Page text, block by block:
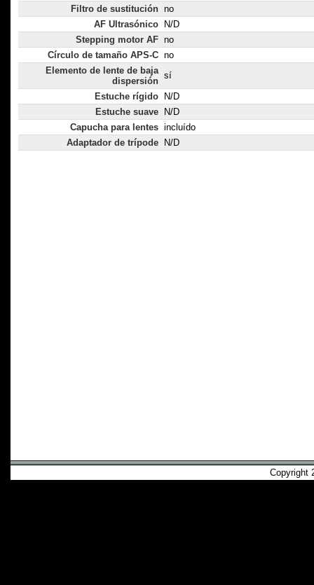
Filtro de sustitución no
AF Ultrasónico
N/D
Stepping motor AF no
Círculo de tamaño APS-C no
Elemento de lente de baja
dispersión
sí
Estuche rígido
N/D
Estuche suave
N/D
Capucha para lentes incluído
Adaptador de trípode
N/D
Copyright